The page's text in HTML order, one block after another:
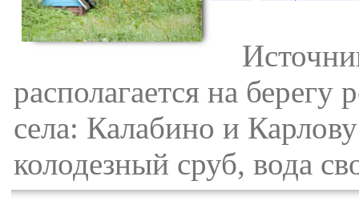
располагается на берегу
села: Калабино и
колодезный сруб, вода